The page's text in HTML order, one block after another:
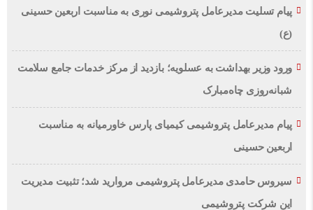
پیام تسلیت مدیرعامل پتروشیمی نوری به مناسبت اربعین حسینی
(ع)
ورود وزیر بهداشت به عسلویه؛ بازدید از مرکز خدمات جامع سلامت
شبانه‌روزی چاه‌مبارک
پیام مدیرعامل پتروشیمی کیمیای پارس خاورمیانه به مناسبت
اربعین حسینی
سیروس حامدی مدیرعامل پتروشیمی مروارید شد؛ تثبیت مدیریت
این شرکت پتروشیمی